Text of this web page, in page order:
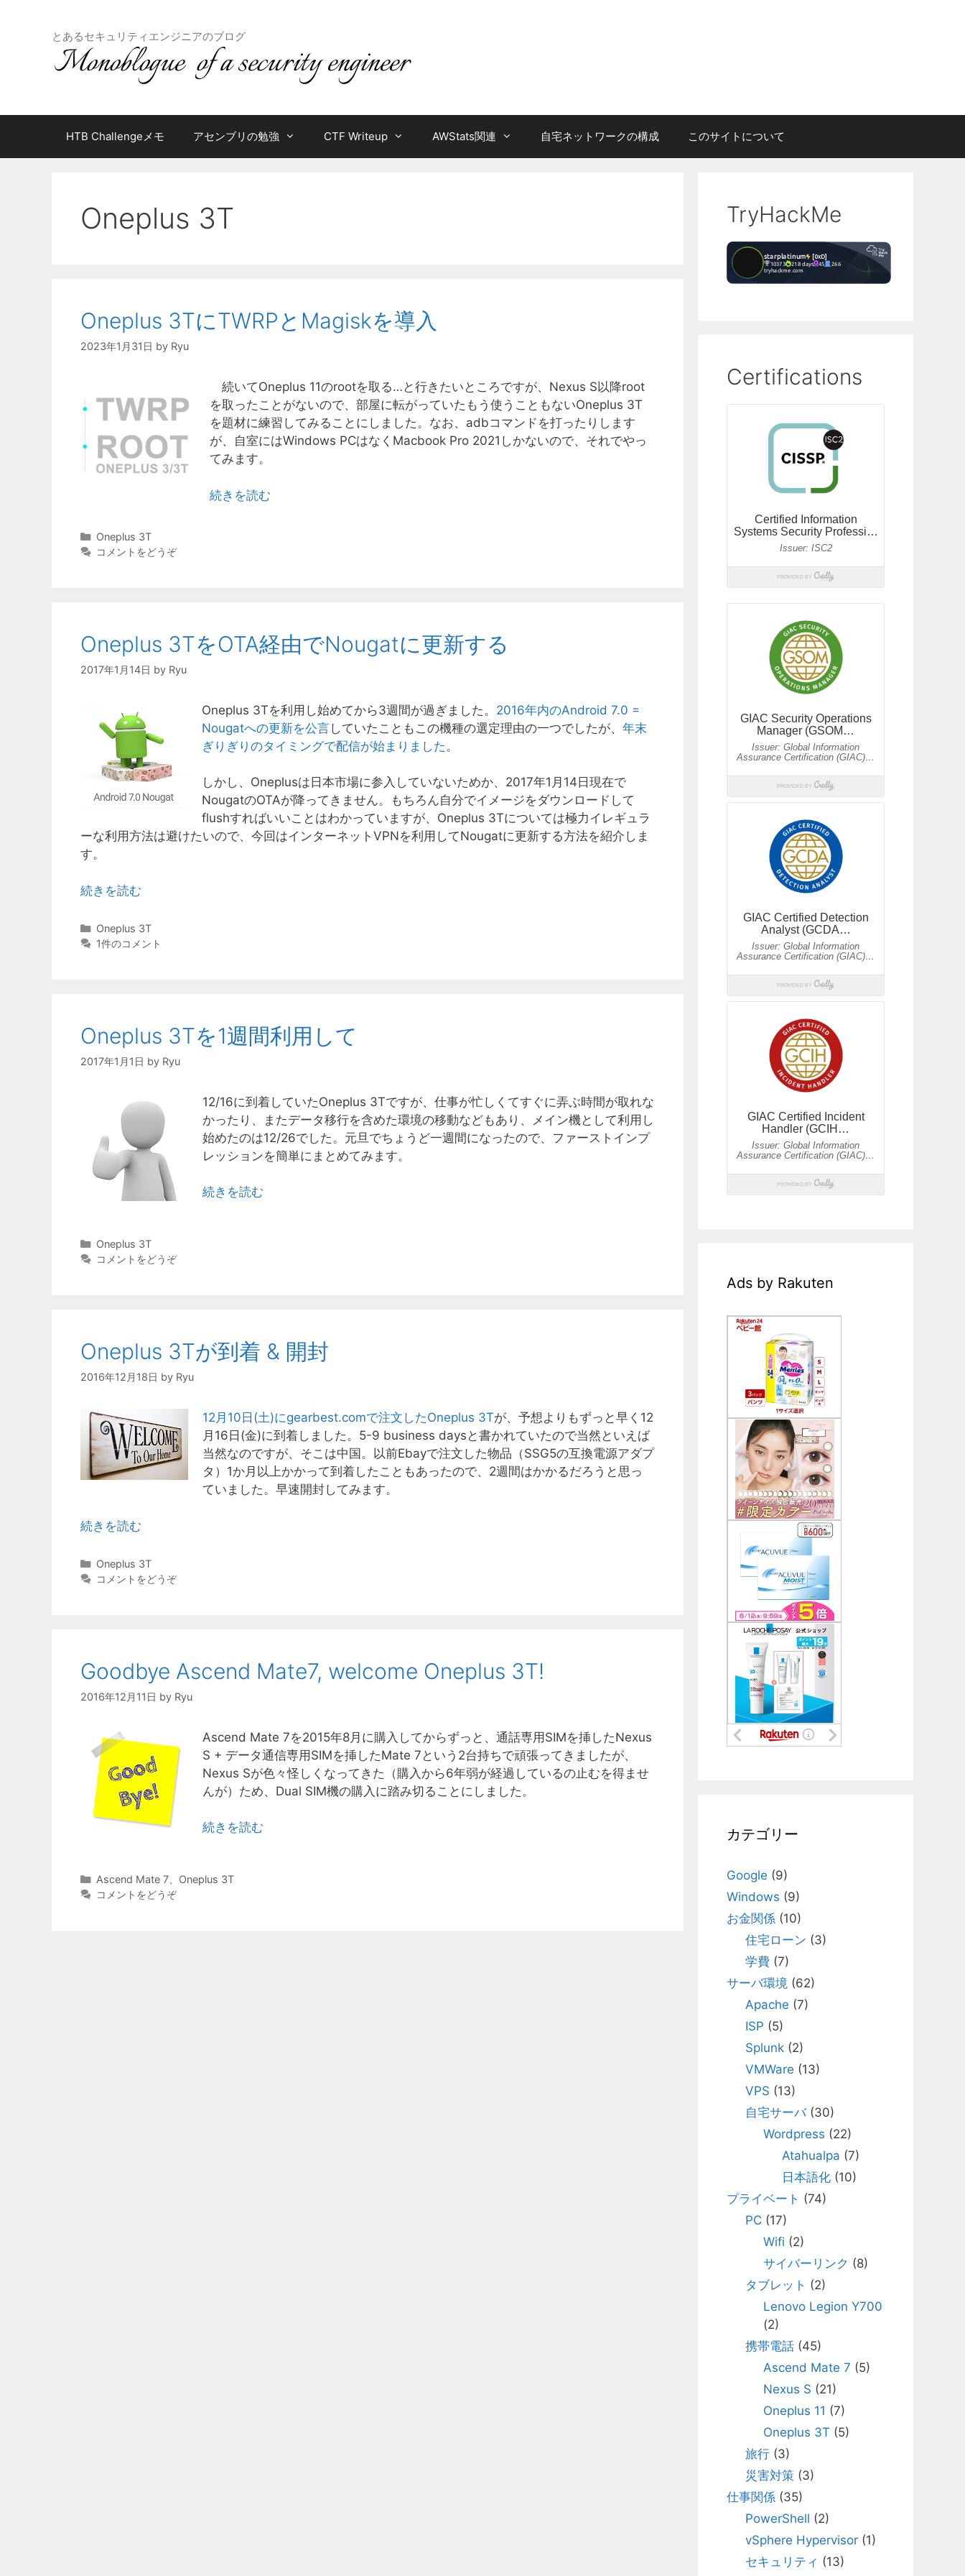
ス
とあるセキュリティエンジニアのブログ
HTB Challengeメモ アセンブリの勉強 CTF Writeup AWStats関連 自宅ネットワークの構成 このサイトについて
Oneplus 3T
Oneplus 3TにTWRPとMagiskを導入
2023年1月31日 by Ryu
続いてOneplus 11のrootを取る…と行きたいところですが、Nexus S以降root
を取ったことがないので、部屋に転がっていたもう使うこともないOneplus 3T
を題材に練習してみることにしました。なお、adbコマンドを打ったりします
が、自室にはWindows PCはなくMacbook Pro 2021しかないので、それでやっ
てみます。
続きを読む
カ
テ
Oneplus 3T
コメントをどうぞ
Oneplus 3TをOTA経由でNougatに更新する
2017年1月14日 by Ryu
Oneplus 3Tを利用し始めてから3週間が過ぎました。 2016年内のAndroid 7.0 =
Nougatへの更新を公言していたこともこの機種の選定理由の一つでしたが、年末
ぎりぎりのタイミングで配信が始まりました 。
しかし、Oneplusは日本市場に参入していないためか、2017年1月14日現在で
NougatのOTAが降ってきません。もちろん自分でイメージをダウンロードして
flushすればいいことはわかっていますが、Oneplus 3Tについては極力イレギュラ
ーな利用方法は避けたいので、今回はインターネットVPNを利用してNougatに更新する方法を紹介しま
す。
続きを読む
カ
テ
Oneplus 3T
1件のコメント
Oneplus 3Tを1週間利用して
2017年1月1日 by Ryu
12/16に到着していたOneplus 3Tですが、仕事が忙しくてすぐに弄ぶ時間が取れな
かったり、またデータ移行を含めた環境の移動などもあり、メイン機として利用し
始めたのは12/26でした。元旦でちょうど一週間になったので、ファーストインプ
レッションを簡単にまとめてみます。
続きを読む
カ
テ
Oneplus 3T
コメントをどうぞ
Oneplus 3Tが到着 & 開封
2016年12月18日 by Ryu
12月10日(土)にgearbest.comで注文したOneplus 3Tが、予想よりもずっと早く12
月16日(金)に到着しました。5-9 business daysと書かれていたので当然といえば
当然なのですが、そこは中国。以前Ebayで注文した物品（SSG5の互換電源アダプ
タ）1か月以上かかって到着したこともあったので、2週間はかかるだろうと思っ
ていました。早速開封してみます。
続きを読む
カ
テ
Oneplus 3T
コメントをどうぞ
Goodbye Ascend Mate7, welcome Oneplus 3T!
2016年12月11日 by Ryu
Ascend Mate 7を2015年8月に購入してからずっと、通話専用SIMを挿したNexus
S + データ通信専用SIMを挿したMate 7という2台持ちで頑張ってきましたが、
Nexus Sが色々怪しくなってきた（購入から6年弱が経過しているの止むを得ませ
んが）ため、Dual SIM機の購入に踏み切ることにしました。
続きを読む
カ
テ
Ascend Mate 7、 Oneplus 3T
コメントをどうぞ
TryHackMe
Certifications
Ads by Rakuten
カテゴリー
Google (9)
Windows (9)
お金関係 (10)
住宅ローン (3)
学費(7)
サーバ環境 (62)
Apache (7)
ISP (5)
Splunk(2)
VMWare (13)
VPS (13)
自宅サーバ(30)
Wordpress (22)
Atahualpa (7)
日本語化(10)
プライベート (74)
PC(17)
Wifi (2)
サイバーリンク (8)
タブレット (2)
Lenovo Legion Y700
(2)
携帯電話(45)
Ascend Mate 7 (5)
Nexus S (21)
Oneplus 11 (7)
Oneplus 3T (5)
旅行(3)
災害対策 (3)
仕事関係 (35)
PowerShell (2)
vSphere Hypervisor(1)
セキュリティ (13)